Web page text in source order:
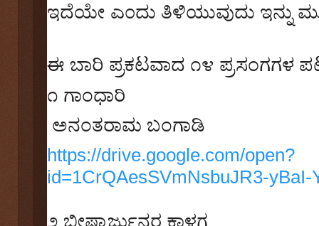
ಇದೆಯೇ ಎ೦ದು ತಿಳಿಯುವುದು ಇನ್ನು
ಈ ಬಾರಿ ಪ್ರಕಟವಾದ ೧೪ ಪ್ರಸಂಗಗಳ
೧ ಗಾಂಧಾರಿ
ಅನಂತರಾಮ ಬಂಗಾಡಿ
https://drive.google.com/open?
id=1CrQAesSVmNsbuJR3-yBaI-
೨ ಭೀಷ್ಮಾರ್ಜುನರ ಕಾಳಗ